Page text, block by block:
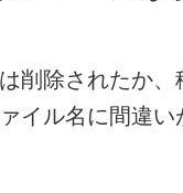
削除されたか、
イル名に間違い